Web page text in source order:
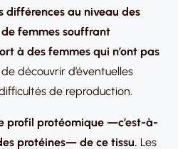
différences au niveau des
de femmes souffrant
à des femmes qui n’ont pas
découvrir d’éventuelles
de reproduction.
profil protéomique —c’est-à-
protéines— de ce tissu. Les